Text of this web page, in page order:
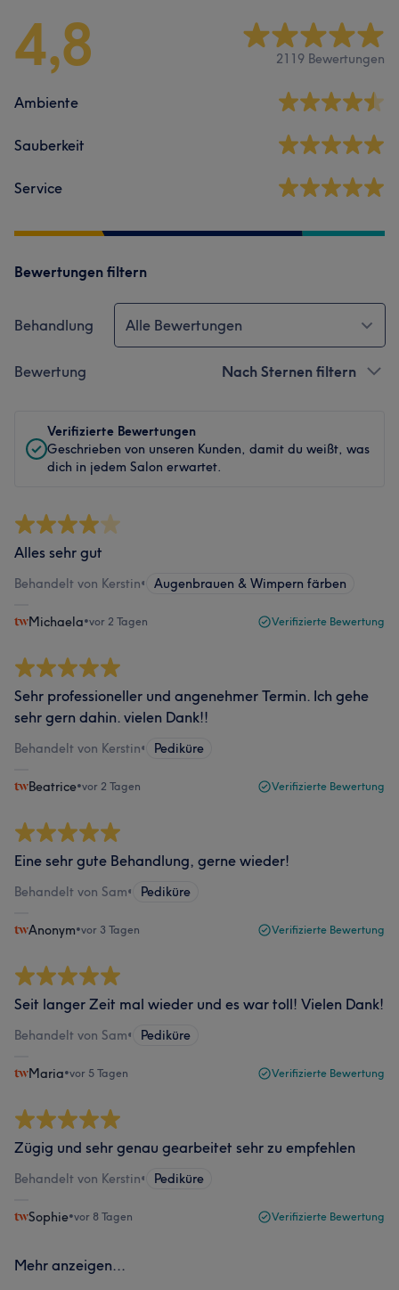
4,8 2119 Bewertungen
Ambiente
Sauberkeit
Service
Bewertungen filtern
Behandlung Alle Bewertungen
Bewertung Nach Sternen filtern
Verifizierte Bewertungen
Geschrieben von unseren Kunden, damit du weißt, was
dich in jedem Salon erwartet.
Alles sehr gut
Behandelt von Kerstin• Augenbrauen & Wimpern färben
Michaela•vor 2 Tagen Verifizierte Bewertung
Sehr professioneller und angenehmer Termin. Ich gehe
sehr gern dahin. vielen Dank!!
Behandelt von Kerstin• Pediküre
Beatrice•vor 2 Tagen Verifizierte Bewertung
Eine sehr gute Behandlung, gerne wieder!
Behandelt von Sam• Pediküre
Anonym•vor 3 Tagen Verifizierte Bewertung
Seit langer Zeit mal wieder und es war toll! Vielen Dank!
Behandelt von Sam• Pediküre
Maria•vor 5 Tagen Verifizierte Bewertung
Zügig und sehr genau gearbeitet sehr zu empfehlen
Behandelt von Kerstin• Pediküre
Sophie•vor 8 Tagen Verifizierte Bewertung
Mehr anzeigen...